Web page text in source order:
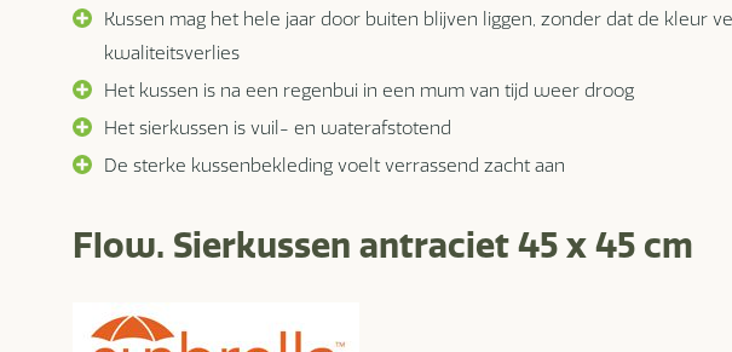
Kussen mag het hele jaar door buiten blijven liggen, zonder dat de kleur
kwaliteitsverlies
Het kussen is na een regenbui in een mum van tijd weer droog
Het sierkussen is vuil- en waterafstotend
De sterke kussenbekleding voelt verrassend zacht aan
Flow. Sierkussen antraciet 45 x 45 cm